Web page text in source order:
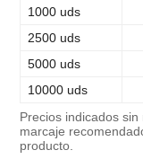
1000 uds
2500 uds
5000 uds
10000 uds
Precios indicados
marcaje
producto.